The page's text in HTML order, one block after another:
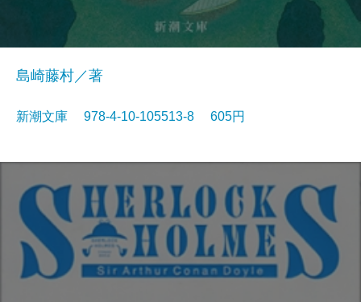
島崎藤村／著
新潮文庫 978-4-10-105513-8 605円